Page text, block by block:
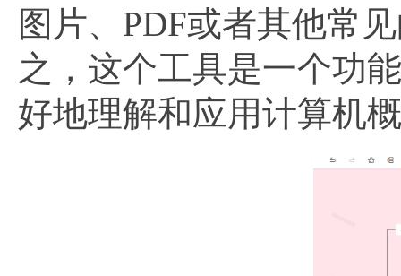
图片、PDF或者其他常
之，这个工具是一个功
好地理解和应用计算机